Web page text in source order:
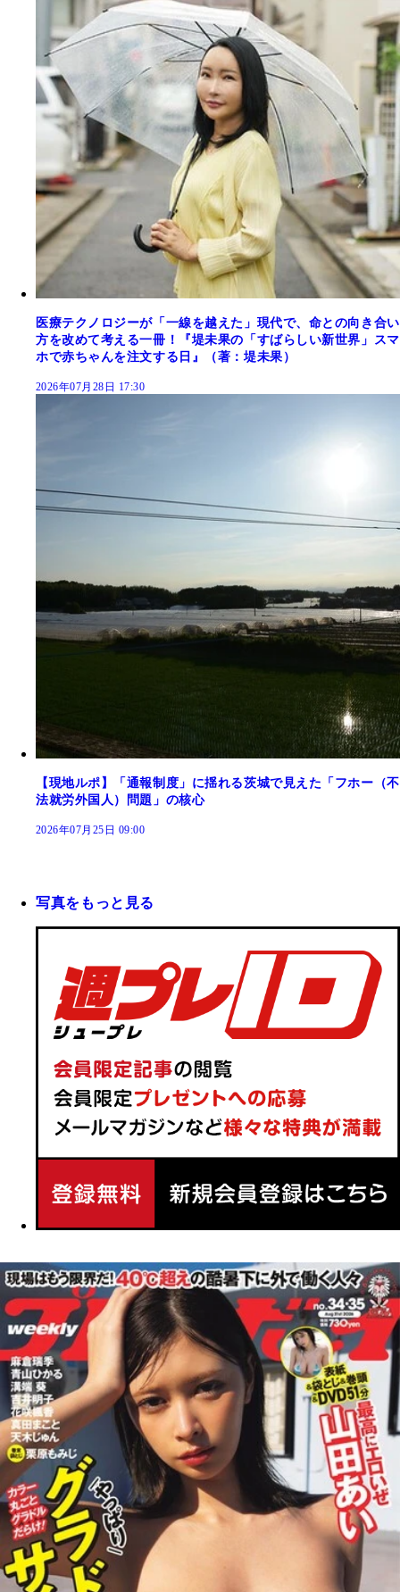
医療テクノロジーが「一線を越えた」現代で、命との向き合い
方を改めて考える一冊！『堤未果の「すばらしい新世界」スマ
ホで赤ちゃんを注文する日』（著：堤未果）
2026年07月28日 17:30
【現地ルポ】「通報制度」に揺れる茨城で見えた「フホー（不
法就労外国人）問題」の核心
2026年07月25日 09:00
写真をもっと見る